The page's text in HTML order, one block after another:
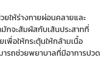
ยให้ร่างกายผ่อนคลายและ
กจะสัมผัสกับเส้นประสาทที่
พื่อให้กระตุ้นให้กล้ามเนื้อ
รถช่วยพยาบาลที่มีอาการปวด